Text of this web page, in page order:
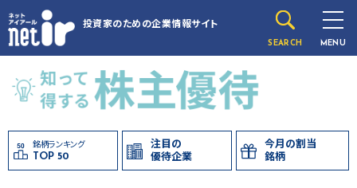
投資家のための企業情報サイト
SEARCH MENU
銘柄ランキング
TOP 50
注目の
優待企業
今月の割当
銘柄